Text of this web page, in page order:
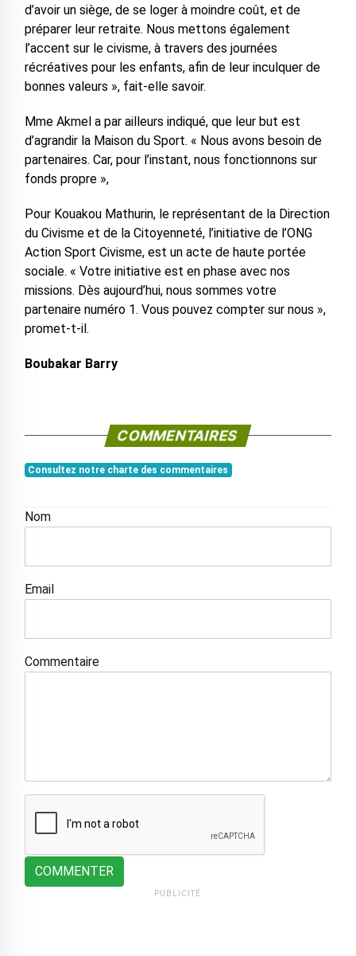
d’avoir un siège, de se loger à moindre coût, et de
préparer leur retraite. Nous mettons également
l’accent sur le civisme, à travers des journées
récréatives pour les enfants, afin de leur inculquer de
bonnes valeurs », fait-elle savoir.
Mme Akmel a par ailleurs indiqué, que leur but est
d’agrandir la Maison du Sport. « Nous avons besoin de
partenaires. Car, pour l’instant, nous fonctionnons sur
fonds propre »,
Pour Kouakou Mathurin, le représentant de la Direction
du Civisme et de la Citoyenneté, l’initiative de l’ONG
Action Sport Civisme, est un acte de haute portée
sociale. « Votre initiative est en phase avec nos
missions. Dès aujourd’hui, nous sommes votre
partenaire numéro 1. Vous pouvez compter sur nous »,
promet-t-il.
Boubakar Barry
COMMENTAIRES
Consultez notre charte des commentaires
Nom
Email
Commentaire
COMMENTER
PUBLICITÉ